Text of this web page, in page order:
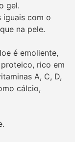
gel.
iguais com o
na pele.
é emoliente,
rico em
A, C, D,
cálcio,